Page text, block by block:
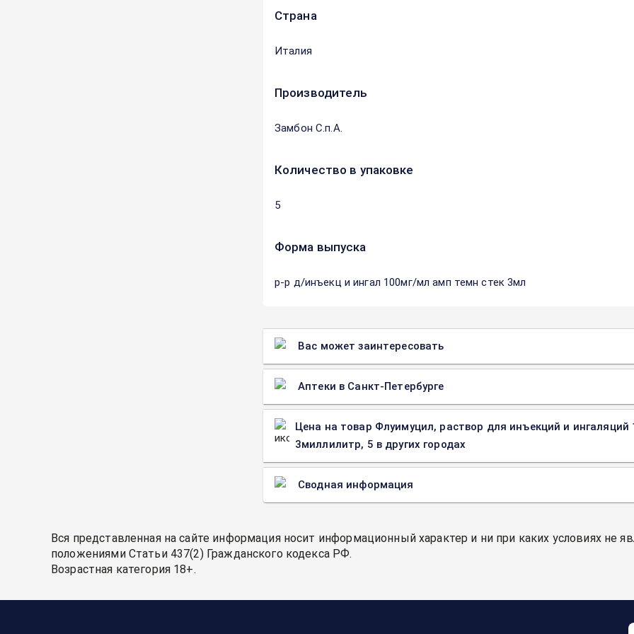
Страна
Италия
Производитель
Замбон С.п.А.
Количество в упаковке
5
Форма выпуска
р-р д/инъекц и ингал 100мг/мл амп темн стек 3мл
Вас может заинтересовать
Аптеки в Санкт-Петербурге
Цена на товар Флуимуцил, раствор для инъекций и
3миллилитр, 5 в других городах
Сводная информация
Вся представленная на сайте информация носит информационный характер и ни при каких условиях не
положениями Статьи 437(2) Гражданского кодекса РФ.
Возрастная категория 18+.